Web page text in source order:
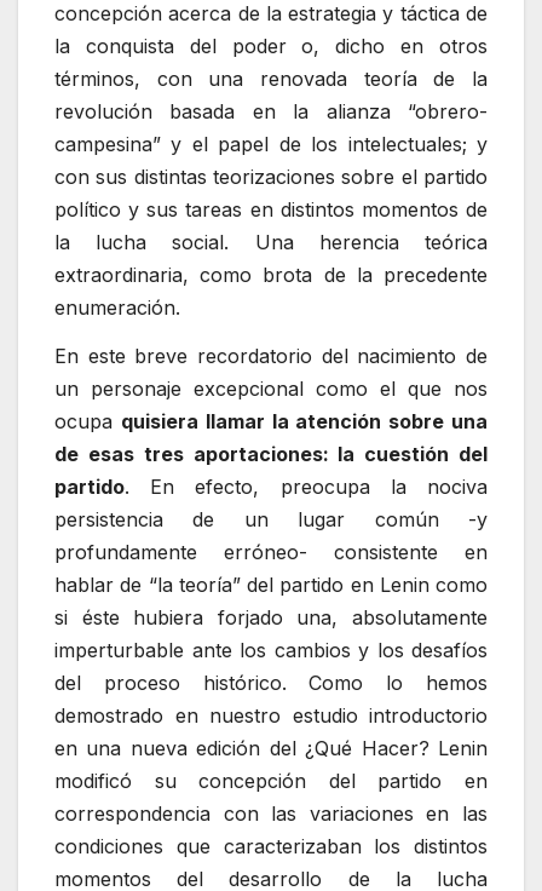
concepción acerca de la estrategia y táctica de
la conquista del poder o, dicho en otros
términos, con una renovada teoría de la
revolución basada en la alianza “obrero-
campesina” y el papel de los intelectuales; y
con sus distintas teorizaciones sobre el partido
político y sus tareas en distintos momentos de
la lucha social. Una herencia teórica
extraordinaria, como brota de la precedente
enumeración.
En este breve recordatorio del nacimiento de
un personaje excepcional como el que nos
ocupa quisiera llamar la atención sobre una
de esas tres aportaciones: la cuestión del
partido. En efecto, preocupa la nociva
persistencia de un lugar común -y
profundamente erróneo- consistente en
hablar de “la teoría” del partido en Lenin como
si éste hubiera forjado una, absolutamente
imperturbable ante los cambios y los desafíos
del proceso histórico. Como lo hemos
demostrado en nuestro estudio introductorio
en una nueva edición del ¿Qué Hacer? Lenin
modificó su concepción del partido en
correspondencia con las variaciones en las
condiciones que caracterizaban los distintos
momentos del desarrollo de la lucha